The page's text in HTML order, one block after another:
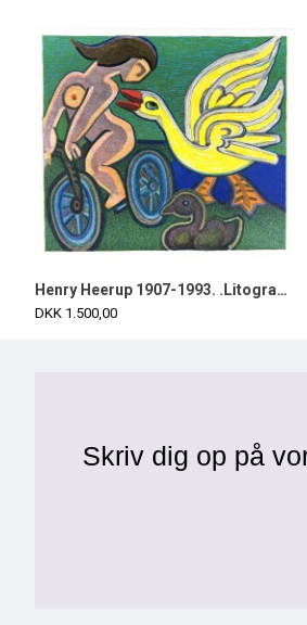
Henry Heerup 1907-1993. .Litografi i farver.
DKK 1.500,00
Skriv dig op på